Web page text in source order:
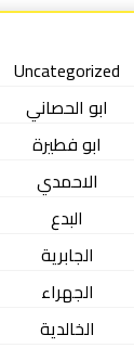
Uncategorized
ابو الحصاني
ابو فطيرة
الاحمدي
البدع
الجابرية
الجهراء
الخالدية